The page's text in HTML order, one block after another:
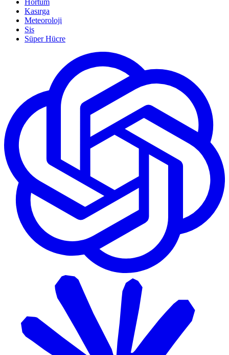
Hortum
Kasırga
Meteoroloji
Sis
Süper Hücre